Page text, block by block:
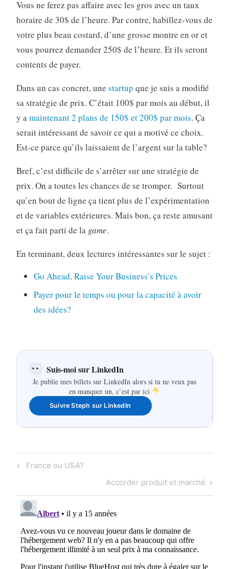
Vous ne ferez pas affaire avec les gros avec un taux
horaire de 30$ de l’heure. Par contre, habillez-vous de
votre plus beau costard, d’une grosse montre en or et
vous pourrez demander 250$ de l’heure. Et ils seront
contents de payer.
Dans un cas concret, une startup que je suis a modifié
sa stratégie de prix. C’était 100$ par mois au début, il
y amaintenant 2 plans de 150$ et 200$ par mois. Ça
serait intéressant de savoir ce qui a motivé ce choix.
Est-ce parce qu’ils laissaient de l’argent sur la table?
Bref, c’est difficile de s’arrêter sur une stratégie de
prix. On a toutes les chances de se tromper. Surtout
qu’en bout de ligne ça tient plus de l’expérimentation
et de variables extérieures. Mais bon, ça reste amusant
et ça fait parti de la game.
En terminant, deux lectures intéressantes sur le sujet :
Go Ahead, Raise Your Business’s Prices
Payer pour le temps ou pour la capacité à avoir
des idées?
Suis-moi sur LinkedIn
Je publie mes billets sur LinkedIn alors si tu ne veux pas
en manquer un, c’est par ici
Suivre Steph sur LinkedIn
Navigation
Previous
France ou USA?
Next
Post
Accorder produit et marché